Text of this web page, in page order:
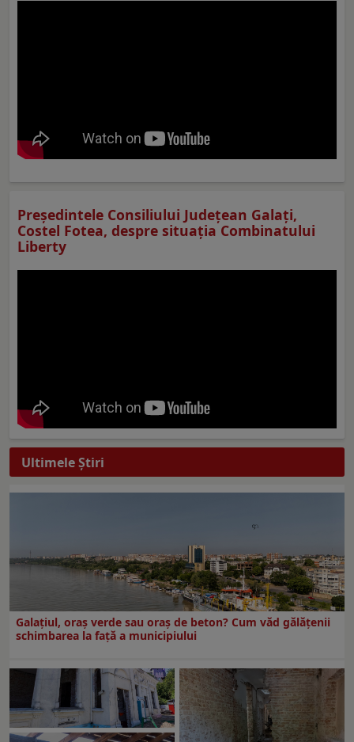
Preşedintele Consiliului Judeţean Galaţi,
Costel Fotea, despre situaţia Combinatului
Liberty
Ultimele Ştiri
Galațiul, oraș verde sau oraș de beton? Cum văd gălățenii
schimbarea la față a municipiului